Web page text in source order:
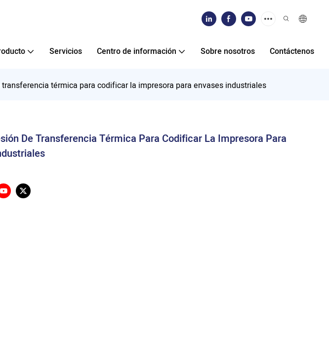
Servicios Centro de información Sobre nosotros Contáctenos
térmica para codificar la impresora para envases industriales
De Transferencia Térmica Para Codificar La Impresora Para